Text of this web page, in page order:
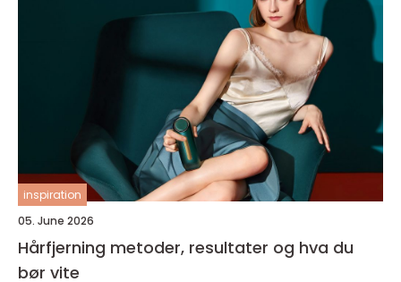
inspiration
05. June 2026
Hårfjerning metoder, resultater og hva du
bør vite